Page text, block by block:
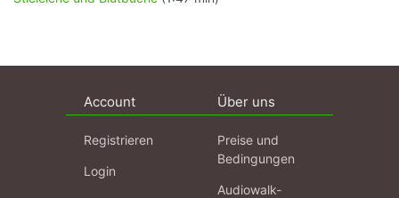
Account
Registrieren
Login
Über uns
Preise und
Bedingungen
Audiowalk-